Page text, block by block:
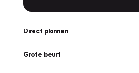
Direct plannen
Grote beurt